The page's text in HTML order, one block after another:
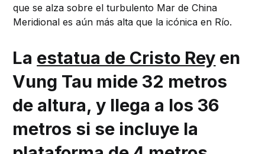
que se alza sobre el turbulento Mar de China
Meridional es aún más alta que la icónica en Río.
La estatua de Cristo Rey en
Vung Tau mide 32 metros
de altura, y llega a los 36
metros si se incluye la